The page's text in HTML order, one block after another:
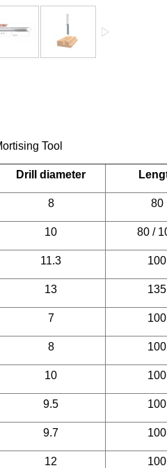
Tool
Drill diameter
8 80
10 80 /
11.3 100
13 135
7 100
8 100
10 100
9.5 100
9.7 100
12 100